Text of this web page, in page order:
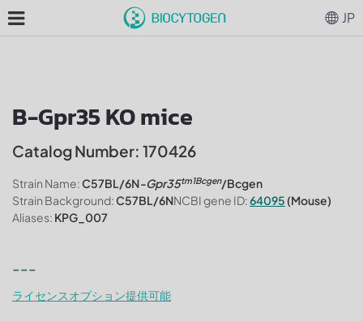
B-Gpr35 KO mice
Catalog Number: 170426
Strain Name:C57BL/6N-Gpr35tm1Bcgen/Bcgen
Strain Background:C57BL/6NNCBI gene ID:64095 (Mouse)
Aliases: KPG_007
---
ライセンスオプション提供可能
JP